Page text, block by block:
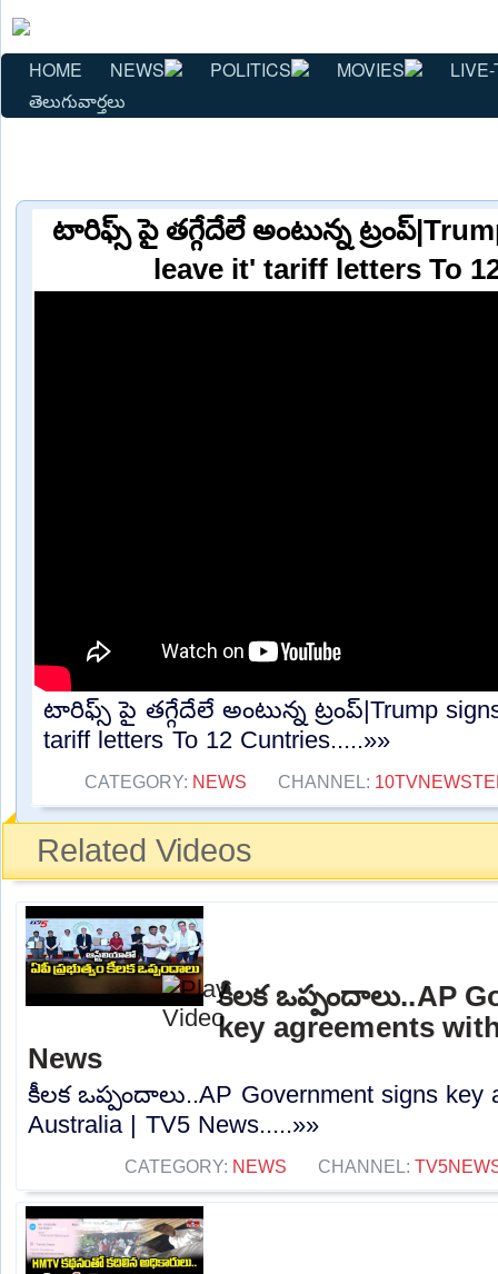
HOME NEWS POLITICS MOVIES
తెలుగువార్తలు
టారిఫ్స్ పై తగ్గేదేలే అంటున్న
leave it' tariff letters To
టారిఫ్స్ పై తగ్గేదేలే అంటున్న ట్రంప్|Trump
tariff letters To 12 Cuntries.....»»
CATEGORY: NEWS CHANNEL:
Related Videos
కీలక ఒప్పందాలు..AP
key agreements
News
కీలక ఒప్పందాలు..AP Government signs key
Australia | TV5 News.....»»
CATEGORY: NEWS CHANNEL: